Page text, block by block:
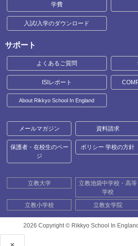
学費
入試/入学のダウンロード
サポート
よくあるご質問
ISIレポート
About Rikkyo School In England
メールマガジン 資料請求
保護者・在校生のペー
ジ
ポリシー 学校の方針
立教大学
立教池袋中学校・高等
学校
立教小学校
立教女学院
2026 Copyright © Rikkyo School In